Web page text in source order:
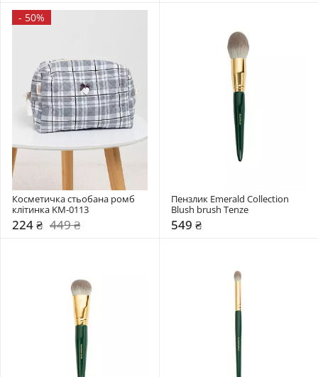
- 50%
Косметичка стьобана ромб
клітинка KM-0113
224 ₴ 449 ₴
Пензлик Emerald Collection
Blush brush Tenze
549 ₴